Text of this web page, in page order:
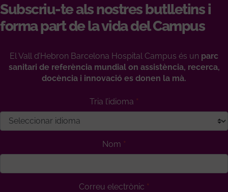
Subscriu-te als nostres butlletins i
forma part de la vida del Campus
El Vall d’Hebron Barcelona Hospital Campus és un parc
sanitari de referència mundial on assistència, recerca,
docència i innovació es donen la mà.
Tria l’idioma
Nom
Correu electrònic